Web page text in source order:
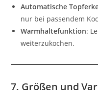
Automatische
nur bei passendem
Warmhaltefunktion:
weiterzukochen.
7. Größen und